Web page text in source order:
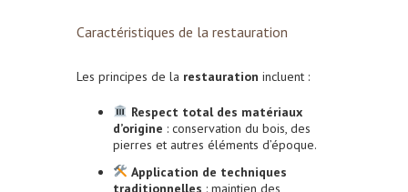
Caractéristiques de la restauration
Les principes de la restauration incluent :
Respect total des matériaux
d’origine : conservation du bois, des
pierres et autres éléments d’époque.
Application de techniques
traditionnelles : maintien des